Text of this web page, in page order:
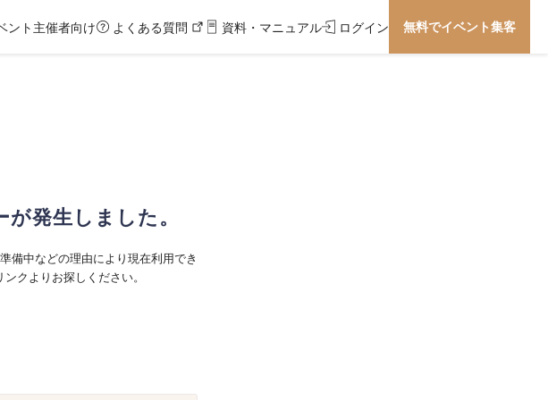
ント主催者向け よくある質問 資料・マニュアル ログイン 無料でイベント集客
発生しました。
備中などの理由により現在利用でき
クよりお探しください。